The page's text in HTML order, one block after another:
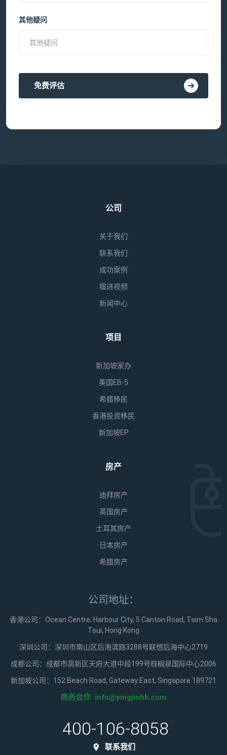
其他疑问
免费评估
公司
关于我们
联系我们
成功案例
楹进视频
新闻中心
项目
新加坡家办
美国EB-5
希腊移民
香港投资移民
新加坡EP
房产
迪拜房产
英国房产
土耳其房产
日本房产
希腊房产
公司地址：
香港公司：Ocean Centre, Harbour City, 5 Canton Road, Tsim Sha
Tsui, Hong Kong
深圳公司：深圳市南山区后海滨路3288号联想后海中心2719
成都公司：成都市高新区天府大道中段199号棕榈泉国际中心2006
新加坡公司：152 Beach Road, Gateway East, Singapore 189721
商务合作: info@yingjinhk.com
400-106-8058
联系我们